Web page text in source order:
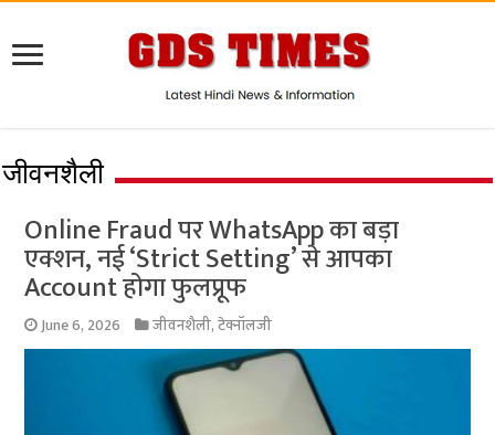
जीवनशैली
Online Fraud पर WhatsApp का बड़ा
एक्शन, नई ‘Strict Setting’ से आपका
Account होगा फुलप्रूफ
June 6, 2026 जीवनशैली,टेक्नॉलजी